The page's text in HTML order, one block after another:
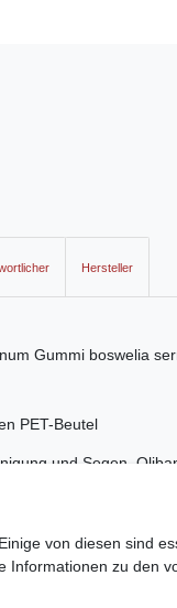
Hersteller
Gummi boswelia
PET-Beutel
und Segen.
Dieser
von diesen sind
Informationen zu den